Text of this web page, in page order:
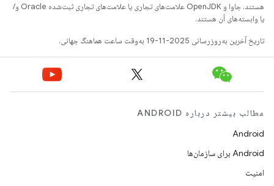
هستند. جاوا و OpenJDK علامت‌های تجاری یا علامت‌های تجاری ثبت‌شده Oracle و/
یا وابسته‌های آن هستند.
تاریخ آخرین به‌روزرسانی 2025-11-19 به‌وقت ساعت هماهنگ جهانی.
مطالب بیشتر درباره ANDROID
Android
Android برای سازمان‌ها
امنیت